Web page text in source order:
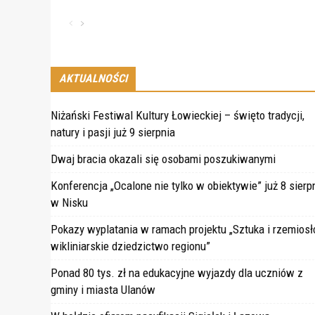
AKTUALNOŚCI
Niżański Festiwal Kultury Łowieckiej – święto tradycji,
natury i pasji już 9 sierpnia
Dwaj bracia okazali się osobami poszukiwanymi
Konferencja „Ocalone nie tylko w obiektywie” już 8
w Nisku
Pokazy wyplatania w ramach projektu „Sztuka i
wikliniarskie dziedzictwo regionu”
Ponad 80 tys. zł na edukacyjne wyjazdy dla uczniów z
gminy i miasta Ulanów